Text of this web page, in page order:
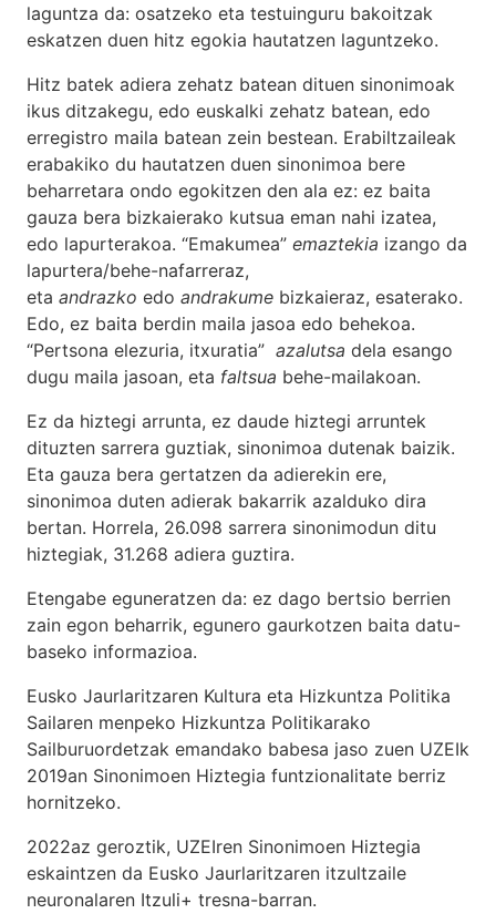
laguntza da: osatzeko eta testuinguru bakoitzak
eskatzen duen hitz egokia hautatzen laguntzeko.
Hitz batek adiera zehatz batean dituen sinonimoak
ikus ditzakegu, edo euskalki zehatz batean, edo
erregistro maila batean zein bestean. Erabiltzaileak
erabakiko du hautatzen duen sinonimoa bere
beharretara ondo egokitzen den ala ez: ez baita
gauza bera bizkaierako kutsua eman nahi izatea,
edo lapurterakoa. “Emakumea” emaztekia izango da
lapurtera/behe-nafarreraz,
eta andrazko edo andrakume bizkaieraz, esaterako.
Edo, ez baita berdin maila jasoa edo behekoa.
“Pertsona elezuria, itxuratia” azalutsa dela esango
dugu maila jasoan, eta faltsua behe-mailakoan.
Ez da hiztegi arrunta, ez daude hiztegi arruntek
dituzten sarrera guztiak, sinonimoa dutenak baizik.
Eta gauza bera gertatzen da adierekin ere,
sinonimoa duten adierak bakarrik azalduko dira
bertan. Horrela, 26.098 sarrera sinonimodun ditu
hiztegiak, 31.268 adiera guztira.
Etengabe eguneratzen da: ez dago bertsio berrien
zain egon beharrik, egunero gaurkotzen baita datu-
baseko informazioa.
Eusko Jaurlaritzaren Kultura eta Hizkuntza Politika
Sailaren menpeko Hizkuntza Politikarako
Sailburuordetzak emandako babesa jaso zuen UZEIk
2019an Sinonimoen Hiztegia funtzionalitate berriz
hornitzeko.
2022az geroztik, UZEIren Sinonimoen Hiztegia
eskaintzen da Eusko Jaurlaritzaren itzultzaile
neuronalaren Itzuli+ tresna-barran.